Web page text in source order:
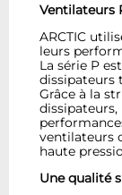
Ventilateurs
ARCTIC
leurs
La série P
dissipateurs
Grâce à la
ventilateurs
haute
Une qualité